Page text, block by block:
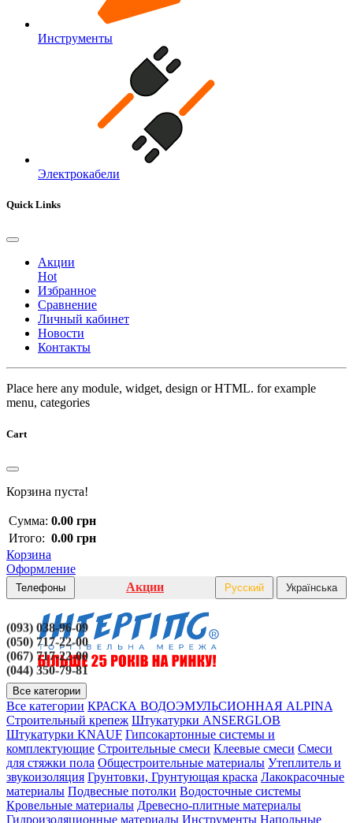
Инструменты
Электрокабели
Quick Links
Акции
Hot
Избранное
Сравнение
Личный кабинет
Новости
Контакты
Place here any module, widget, design or HTML. for example
menu, categories
Cart
Корзина пуста!
Сумма: 0.00 грн
Итого: 0.00 грн
Корзина
Оформление
Телефоны
(093) 038-96-09
(050) 717-22-00
(067) 717-22-00
(044) 350-79-81
Акции Русский Українська
Все категории
Все категории КРАСКА ВОДОЭМУЛЬСИОННАЯ ALPINA
Строительный крепеж Штукатурки ANSERGLOB
Штукатурки KNAUF Гипсокартонные системы и
комплектующие Строительные смеси Клеевые смеси Смеси
для стяжки пола Общестроительные материалы Утеплитель и
звукоизоляция Грунтовки, Грунтующая краска Лакокрасочные
материалы Подвесные потолки Водосточные системы
Кровельные материалы Древесно-плитные материалы
Гидроизоляционные материалы Инструменты Напольные